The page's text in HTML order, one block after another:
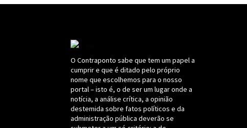
O Contraponto sabe que tem um papel a
cumprir e que é ditado pelo próprio
nome que escolhemos para o nosso
portal – isto é, o de ser um lugar onde a
notícia, a análise crítica, a opinião
destemida sobre fatos políticos e da
administração pública deverão se